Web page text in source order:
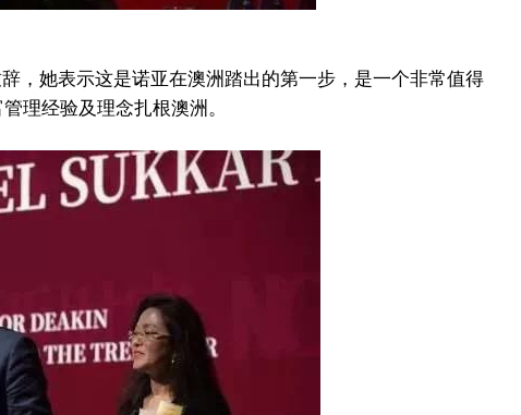
访。
他善
，她表示这是诺亚在澳洲踏出的第一步，是一个非常值得
理经验及理念扎根澳洲。